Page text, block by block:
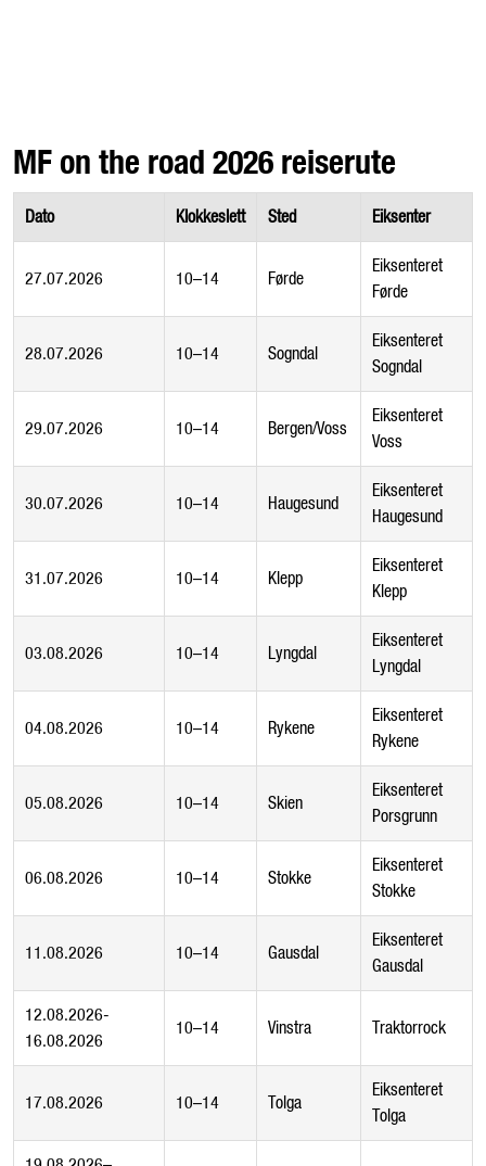
Dato Klokkeslett Sted Eiksenter
27.07.2026 10–14 Førde
Eiksenteret
Førde
28.07.2026 10–14 Sogndal
Eiksenteret
Sogndal
29.07.2026 10–14 Bergen/Voss
Eiksenteret
Voss
30.07.2026 10–14 Haugesund
Eiksenteret
Haugesund
31.07.2026 10–14 Klepp
Eiksenteret
Klepp
03.08.2026 10–14 Lyngdal
Eiksenteret
Lyngdal
04.08.2026 10–14 Rykene
Eiksenteret
Rykene
05.08.2026 10–14 Skien
Eiksenteret
Porsgrunn
06.08.2026 10–14 Stokke
Eiksenteret
Stokke
11.08.2026 10–14 Gausdal
Eiksenteret
Gausdal
12.08.2026-
16.08.2026
10–14 Vinstra Traktorrock
17.08.2026 10–14 Tolga
Eiksenteret
Tolga
MF on the road 2026 reiserute